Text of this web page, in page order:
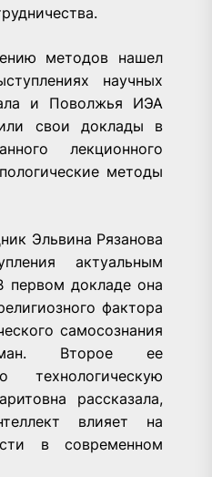
методов нашел
научных
и Поволжья ИЭА
свои доклады в
лекционного
методы
Эльвина Рязанова
актуальным
первом докладе она
фактора
самосознания
Второе ее
технологическую
рассказала,
влияет на
в современном